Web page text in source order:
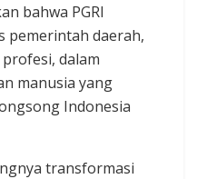
bahwa PGRI
pemerintah daerah,
dalam
manusia yang
Indonesia
transformasi